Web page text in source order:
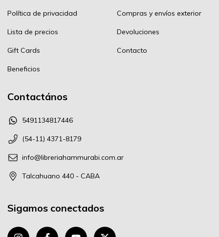
Política de privacidad
Lista de precios
Gift Cards
Beneficios
Compras y envíos exterior
Devoluciones
Contacto
Contactános
5491134817446
(54-11) 4371-8179
info@libreriahammurabi.com.ar
Talcahuano 440 - CABA
Sigamos conectados